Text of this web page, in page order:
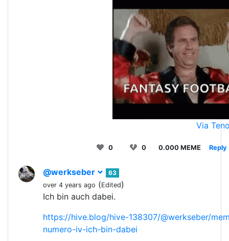
Via
0 0 0.000 MEME Reply
@werkseber
63
over 4 years ago (Edited)
Ich bin auch dabei.
https://hive.blog/hive-138307/@werkseber/
numero-iv-ich-bin-dabei